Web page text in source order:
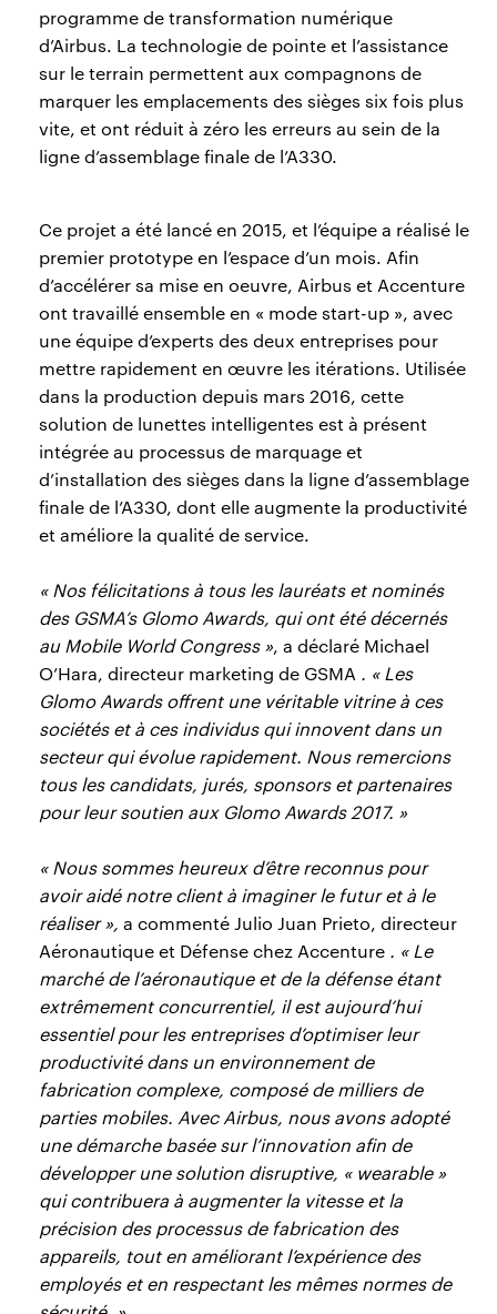
programme de transformation numérique
d’Airbus. La technologie de pointe et l’assistance
sur le terrain permettent aux compagnons de
marquer les emplacements des sièges six fois plus
vite, et ont réduit à zéro les erreurs au sein de la
ligne d’assemblage finale de l’A330.
Ce projet a été lancé en 2015, et l’équipe a réalisé le
premier prototype en l’espace d’un mois. Afin
d’accélérer sa mise en oeuvre, Airbus et Accenture
ont travaillé ensemble en « mode start-up », avec
une équipe d’experts des deux entreprises pour
mettre rapidement en œuvre les itérations. Utilisée
dans la production depuis mars 2016, cette
solution de lunettes intelligentes est à présent
intégrée au processus de marquage et
d’installation des sièges dans la ligne d’assemblage
finale de l’A330, dont elle augmente la productivité
et améliore la qualité de service.
« Nos félicitations à tous les lauréats et nominés
des GSMA’s Glomo Awards, qui ont été décernés
au Mobile World Congress », a déclaré Michael
O’Hara, directeur marketing de GSMA . « Les
Glomo Awards offrent une véritable vitrine à ces
sociétés et à ces individus qui innovent dans un
secteur qui évolue rapidement. Nous remercions
tous les candidats, jurés, sponsors et partenaires
pour leur soutien aux Glomo Awards 2017. »
« Nous sommes heureux d’être reconnus pour
avoir aidé notre client à imaginer le futur et à le
réaliser », a commenté Julio Juan Prieto, directeur
Aéronautique et Défense chez Accenture . « Le
marché de l’aéronautique et de la défense étant
extrêmement concurrentiel, il est aujourd’hui
essentiel pour les entreprises d’optimiser leur
productivité dans un environnement de
fabrication complexe, composé de milliers de
parties mobiles. Avec Airbus, nous avons adopté
une démarche basée sur l’innovation afin de
développer une solution disruptive, « wearable »
qui contribuera à augmenter la vitesse et la
précision des processus de fabrication des
appareils, tout en améliorant l’expérience des
employés et en respectant les mêmes normes de